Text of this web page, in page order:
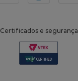
Certificados e segurança